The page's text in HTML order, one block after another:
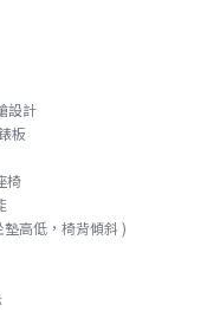
設計
板
椅
高低，椅背傾斜 )